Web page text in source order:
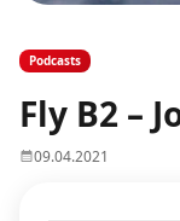
Podcasts
Fly B2 –
09.04.2021